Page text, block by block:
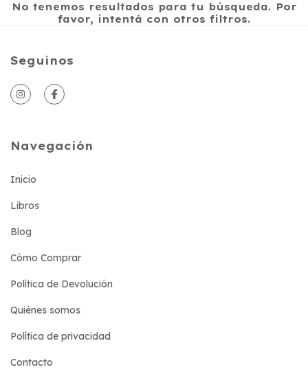
No tenemos resultados para tu búsqueda. Por
favor, intentá con otros filtros.
Seguinos
Navegación
Inicio
Libros
Blog
Cómo Comprar
Política de Devolución
Quiénes somos
Política de privacidad
Contacto